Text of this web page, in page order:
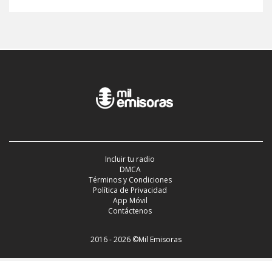
Incluir tu radio
DMCA
Términos y Condiciones
Política de Privacidad
App Móvil
Contáctenos
2016 - 2026 ©Mil Emisoras